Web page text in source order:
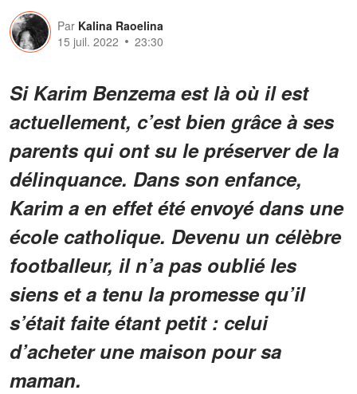
Par Kalina Raoelina
15 juil. 2022
23:30
Si Karim Benzema est là où il est
actuellement, c’est bien grâce à ses
parents qui ont su le préserver de la
délinquance. Dans son enfance,
Karim a en effet été envoyé dans une
école catholique. Devenu un célèbre
footballeur, il n’a pas oublié les
siens et a tenu la promesse qu’il
s’était faite étant petit : celui
d’acheter une maison pour sa
maman.